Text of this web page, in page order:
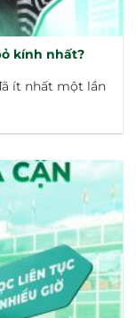
kính nhất?
ít nhất một lần